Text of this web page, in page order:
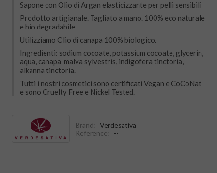
Sapone con Olio di Argan elasticizzante per pelli sensibili
Prodotto artigianale. Tagliato a mano. 100% eco naturale
e bio degradabile.
Utilizziamo Olio di canapa 100% biologico.
Ingredienti: sodium cocoate, potassium cocoate, glycerin,
aqua, canapa, malva sylvestris, indigofera tinctoria,
alkanna tinctoria.
Tutti i nostri cosmetici sono certificati Vegan e CoCoNat
e sono Cruelty Free e Nickel Tested.
Brand:
Verdesativa
Reference:
--